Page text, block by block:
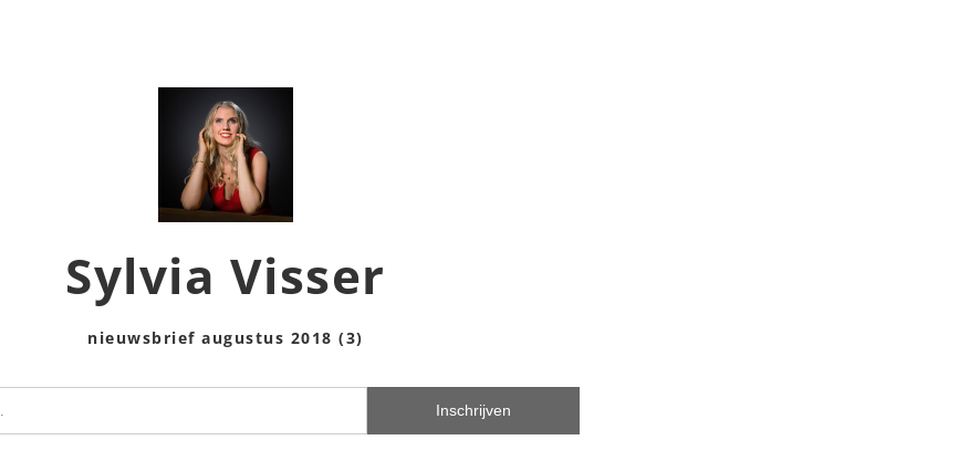
Sylvia Visser
nieuwsbrief augustus 2018 (3)
Inschrijven